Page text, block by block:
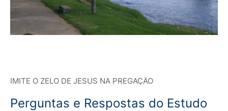
IMITE O ZELO DE JESUS NA PREGAÇÃO
Perguntas e Respostas do Estudo